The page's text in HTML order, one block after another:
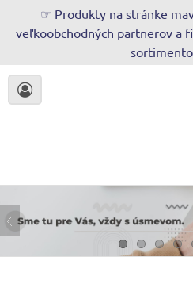
☞ Produkty na stránke
veľkoobchodných partnerov a